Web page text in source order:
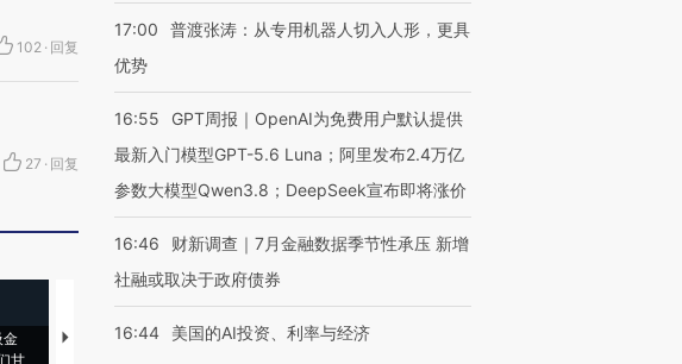
102 · 回复
27 · 回复
金
甘
马航飞行员跨国走私7万
视线｜被称为“蟑螂”的印
17:00
普渡张涛：从专用机器人切入人形，更具
优势
16:55
GPT周报｜OpenAI为免费用户默认提供
最新入门模型GPT-5.6 Luna；阿里发布2.4万亿
参数大模型Qwen3.8；DeepSeek宣布即将涨价
16:46
财新调查｜7月金融数据季节性承压 新增
社融或取决于政府债券
16:44 美国的AI投资、利率与经济